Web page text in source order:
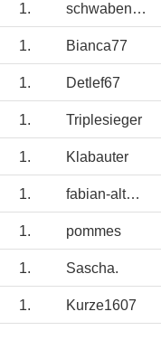
1. schwabenmaedel
1. Bianca77
1. Detlef67
1. Triplesieger
1. Klabauter
1. fabian-althaus
1. pommes
1. Sascha.
1. Kurze1607